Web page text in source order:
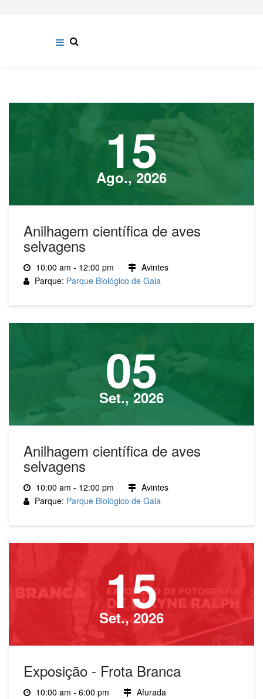
15
Ago., 2026
Anilhagem científica de aves
selvagens
10:00 am - 12:00 pm
Avintes
Parque: Parque Biológico de Gaia
05
Set., 2026
Anilhagem científica de aves
selvagens
10:00 am - 12:00 pm
Avintes
Parque: Parque Biológico de Gaia
15
Set., 2026
Exposição - Frota Branca
10:00 am - 6:00 pm
Afurada